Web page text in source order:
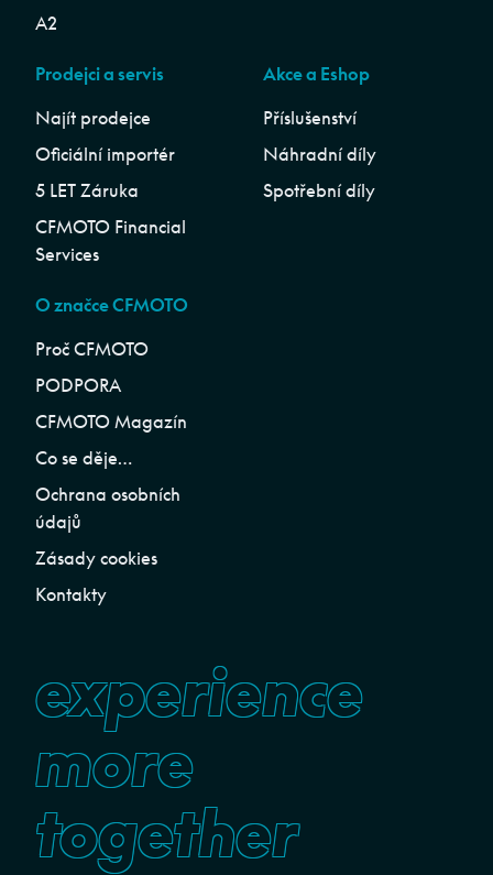
A2
Prodejci a servis
Najít prodejce
Oficiální importér
5 LET Záruka
CFMOTO Financial
Services
Akce a Eshop
Příslušenství
Náhradní díly
Spotřební díly
O značce CFMOTO
Proč CFMOTO
PODPORA
CFMOTO Magazín
Co se děje…
Ochrana osobních
údajů
Zásady cookies
Kontakty
experience
more
together